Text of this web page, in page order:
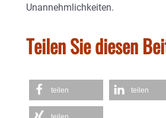
Unannehmlichkeiten.
Teilen Sie diesen
teilen teilen